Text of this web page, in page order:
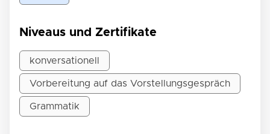
Niveaus und Zertifikate
konversationell
Vorbereitung auf das Vorstellungsgespräch
Grammatik